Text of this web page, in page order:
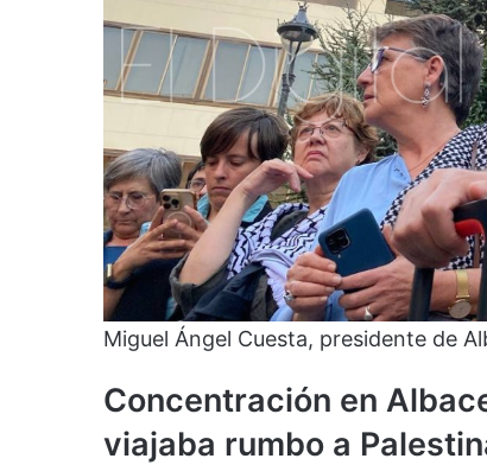
Miguel Ángel Cuesta, presidente de
Concentración en
viajaba rumbo a